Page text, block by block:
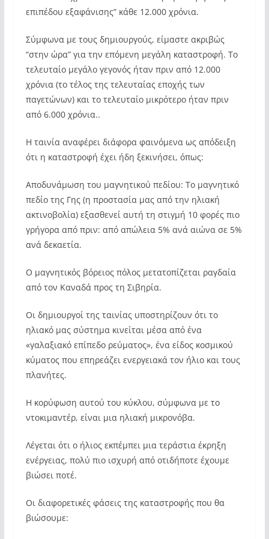
επιπέδου εξαφάνισης” κάθε 12.000 χρόνια.
Σύμφωνα με τους δημιουργούς, είμαστε ακριβώς
“στην ώρα” για την επόμενη μεγάλη καταστροφή. Το
τελευταίο μεγάλο γεγονός ήταν πριν από 12.000
χρόνια (το τέλος της τελευταίας εποχής των
παγετώνων) και το τελευταίο μικρότερο ήταν πριν
από 6.000 χρόνια..
Η ταινία αναφέρει διάφορα φαινόμενα ως απόδειξη
ότι η καταστροφή έχει ήδη ξεκινήσει, όπως:
Αποδυνάμωση του μαγνητικού πεδίου: Το μαγνητικό
πεδίο της Γης (η προστασία μας από την ηλιακή
ακτινοβολία) εξασθενεί αυτή τη στιγμή 10 φορές πιο
γρήγορα από πριν: από απώλεια 5% ανά αιώνα σε 5%
ανά δεκαετία.
Ο μαγνητικός βόρειος πόλος μετατοπίζεται ραγδαία
από τον Καναδά προς τη Σιβηρία.
Οι δημιουργοί της ταινίας υποστηρίζουν ότι το
ηλιακό μας σύστημα κινείται μέσα από ένα
«γαλαξιακό επίπεδο ρεύματος», ένα είδος κοσμικού
κύματος που επηρεάζει ενεργειακά τον ήλιο και τους
πλανήτες.
Η κορύφωση αυτού του κύκλου, σύμφωνα με το
ντοκιμαντέρ, είναι μια ηλιακή μικρονόβα.
Λέγεται ότι ο ήλιος εκπέμπει μια τεράστια έκρηξη
ενέργειας, πολύ πιο ισχυρή από οτιδήποτε έχουμε
βιώσει ποτέ.
Οι διαφορετικές φάσεις της καταστροφής που θα
βιώσουμε: